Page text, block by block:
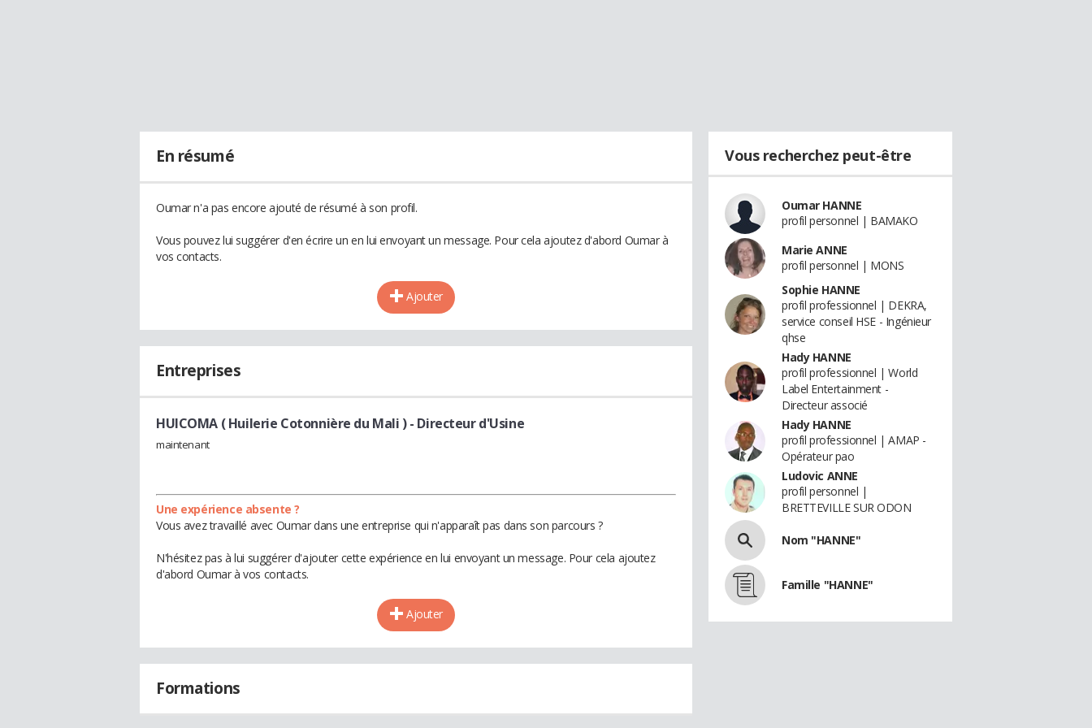
En résumé
Oumar n'a pas encore ajouté de résumé à son profil.
Vous pouvez lui suggérer d'en écrire un en lui envoyant un message. Pour cela ajoutez d'abord Oumar à
vos contacts.
Ajouter
Entreprises
HUICOMA ( Huilerie Cotonnière du Mali )- Directeur d'Usine
maintenant
Une expérience absente ?
Vous avez travaillé avec Oumar dans une entreprise qui n'apparaît pas dans son parcours ?
N'hésitez pas à lui suggérer d'ajouter cette expérience en lui envoyant un message. Pour cela ajoutez
d'abord Oumar à vos contacts.
Ajouter
Formations
Vous recherchez peut-être
Oumar HANNE
profil personnel | BAMAKO
Marie ANNE
profil personnel | MONS
Sophie HANNE
profil professionnel | DEKRA,
service conseil HSE - Ingénieur
qhse
Hady HANNE
profil professionnel | World
Label Entertainment -
Directeur associé
Hady HANNE
profil professionnel | AMAP -
Opérateur pao
Ludovic ANNE
profil personnel |
BRETTEVILLE SUR ODON
Nom "HANNE"
Famille "HANNE"